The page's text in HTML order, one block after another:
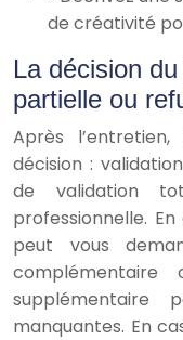
de créativité
La décision
partielle ou
Après
décision :
de validation
professionnelle.
peut vous
complémentaire
supplémentaire
manquantes. En